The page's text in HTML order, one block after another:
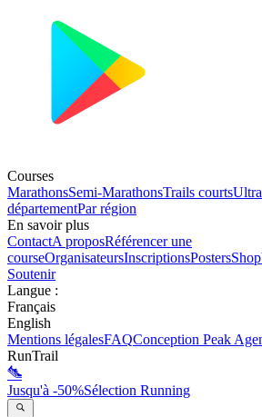
Courses
MarathonsSemi-MarathonsTrails courts
départementPar région
En savoir plus
ContactA proposRéférencer une
courseOrganisateursInscriptionsPostersShop
Soutenir
Langue :
Français
English
Mentions légalesFAQConception Peak
RunTrail
Jusqu'à -50%Sélection Running